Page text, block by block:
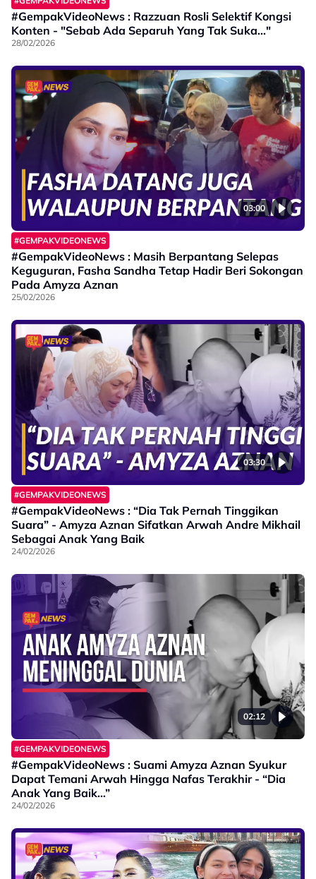
#GempakVideoNews : Razzuan Rosli Selektif Kongsi
Konten - "Sebab Ada Separuh Yang Tak Suka..."
28/02/2026
03:00
#GEMPAKVIDEONEWS
#GempakVideoNews : Masih Berpantang Selepas
Keguguran, Fasha Sandha Tetap Hadir Beri Sokongan
Pada Amyza Aznan
25/02/2026
03:30
#GEMPAKVIDEONEWS
#GempakVideoNews : “Dia Tak Pernah Tinggikan
Suara” - Amyza Aznan Sifatkan Arwah Andre Mikhail
Sebagai Anak Yang Baik
24/02/2026
02:12
#GEMPAKVIDEONEWS
#GempakVideoNews : Suami Amyza Aznan Syukur
Dapat Temani Arwah Hingga Nafas Terakhir - “Dia
Anak Yang Baik…”
24/02/2026